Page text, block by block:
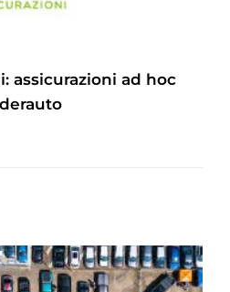
assicurazioni ad hoc